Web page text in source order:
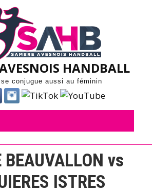
HANDBALL
conjugue aussi au féminin
BEAUVALLON vs
ISTRES